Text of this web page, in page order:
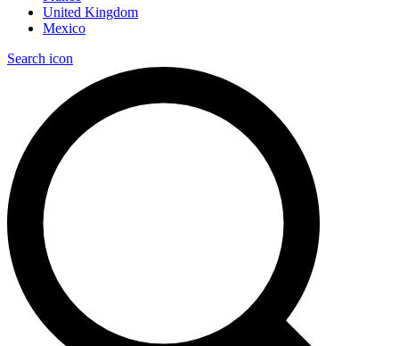
United Kingdom
Mexico
Search icon